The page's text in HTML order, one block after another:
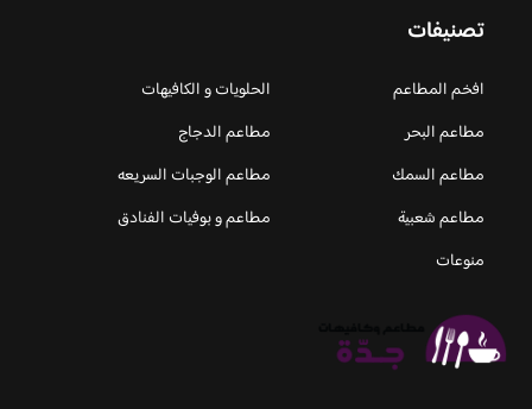
تصنيفات
افخم المطاعم
الحلويات و الكافيهات ‎
مطاعم البحر
مطاعم الدجاج
مطاعم السمك
مطاعم الوجبات السريعه
مطاعم شعبية
مطاعم و بوفيات الفنادق
منوعات